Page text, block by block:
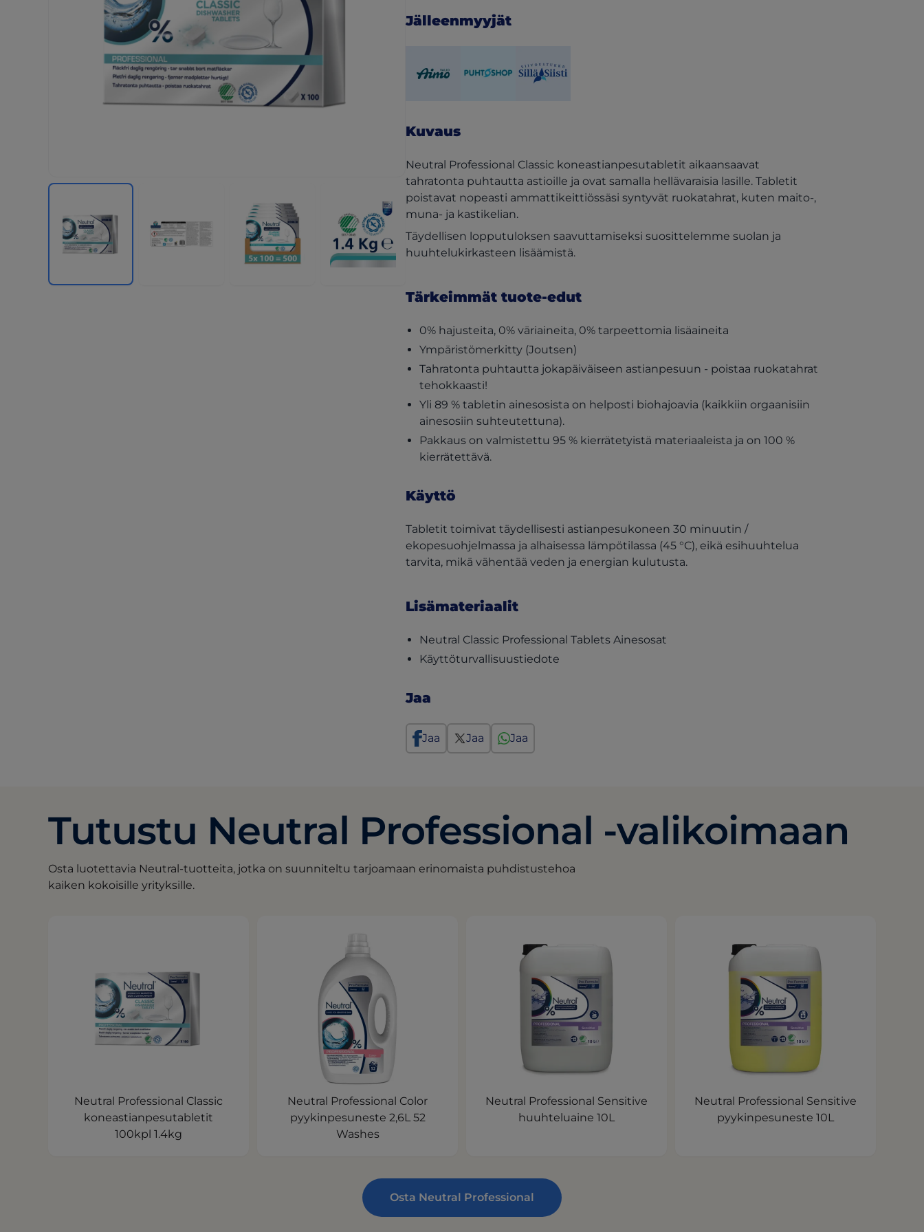
Jälleenmyyjät
Kuvaus
Neutral Professional Classic koneastianpesutabletit aikaansaavat
tahratonta puhtautta astioille ja ovat samalla hellävaraisia lasille. Tabletit
poistavat nopeasti ammattikeittiössäsi syntyvät ruokatahrat, kuten maito-,
muna- ja kastikelian.
Täydellisen lopputuloksen saavuttamiseksi suosittelemme suolan ja
huuhtelukirkasteen lisäämistä.
Tärkeimmät tuote-edut
0% hajusteita, 0% väriaineita, 0% tarpeettomia lisäaineita
Ympäristömerkitty (Joutsen)
Tahratonta puhtautta jokapäiväiseen astianpesuun - poistaa ruokatahrat
tehokkaasti!
Yli 89 % tabletin ainesosista on helposti biohajoavia (kaikkiin orgaanisiin
ainesosiin suhteutettuna).
Pakkaus on valmistettu 95 % kierrätetyistä materiaaleista ja on 100 %
kierrätettävä.
Käyttö
Tabletit toimivat täydellisesti astianpesukoneen 30 minuutin /
ekopesuohjelmassa ja alhaisessa lämpötilassa (45 °C), eikä esihuuhtelua
tarvita, mikä vähentää veden ja energian kulutusta.
Lisämateriaalit
Neutral Classic Professional Tablets Ainesosat
Käyttöturvallisuustiedote
Jaa
Jaa Jaa Jaa
Tutustu Neutral Professional -valikoimaan
Osta luotettavia Neutral-tuotteita, jotka on suunniteltu tarjoamaan erinomaista puhdistustehoa
kaiken kokoisille yrityksille.
Neutral Professional Classic
koneastianpesutabletit
100kpl 1.4kg
Neutral Professional Color
pyykinpesuneste 2,6L 52
Washes
Neutral Professional Sensitive
huuhteluaine 10L
Neutral Professional Sensitive
pyykinpesuneste 10L
Osta Neutral Professional